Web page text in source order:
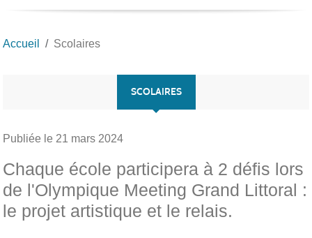
Accueil Scolaires
SCOLAIRES
Publiée le 21 mars 2024
Chaque école participera à 2 défis lors
de l'Olympique Meeting Grand Littoral :
le projet artistique et le relais.